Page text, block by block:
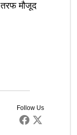
तरफ मौजूद
Follow Us